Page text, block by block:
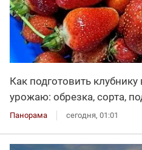
Как подготовить
урожаю: обрезка, сорта,
Панорама сегодня, 01:01